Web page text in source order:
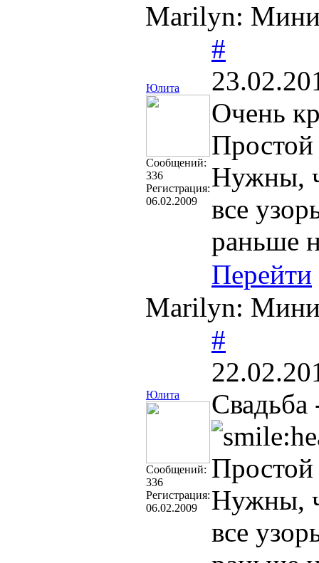
Marilyn:
Юлита
Cообщений:
336
Регистрация:
06.02.2009
#
Очень
Простой
Нужны,
все
раньше
Перейти
Marilyn:
Юлита
Cообщений:
336
Регистрация:
06.02.2009
#
Свадьба
Простой
Нужны,
все